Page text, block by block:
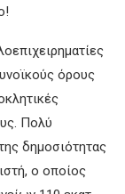
όρους
Πολύ
δημοσιότητας
ο οποίος